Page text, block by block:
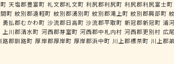
天塩郡豊富町 礼文郡礼文町 利尻郡利尻町 利尻郡利尻富士町
町 紋別郡遠軽町 紋別郡湧別町 紋別郡滝上町 紋別郡興部町
勇払郡むかわ町 沙流郡日高町 沙流郡平取町 新冠郡新冠町 浦
上川郡清水町 河西郡芽室町 河西郡中札内村 河西郡更別村 広
路郡釧路町 厚岸郡厚岸町 厚岸郡浜中町 川上郡標茶町 川上郡